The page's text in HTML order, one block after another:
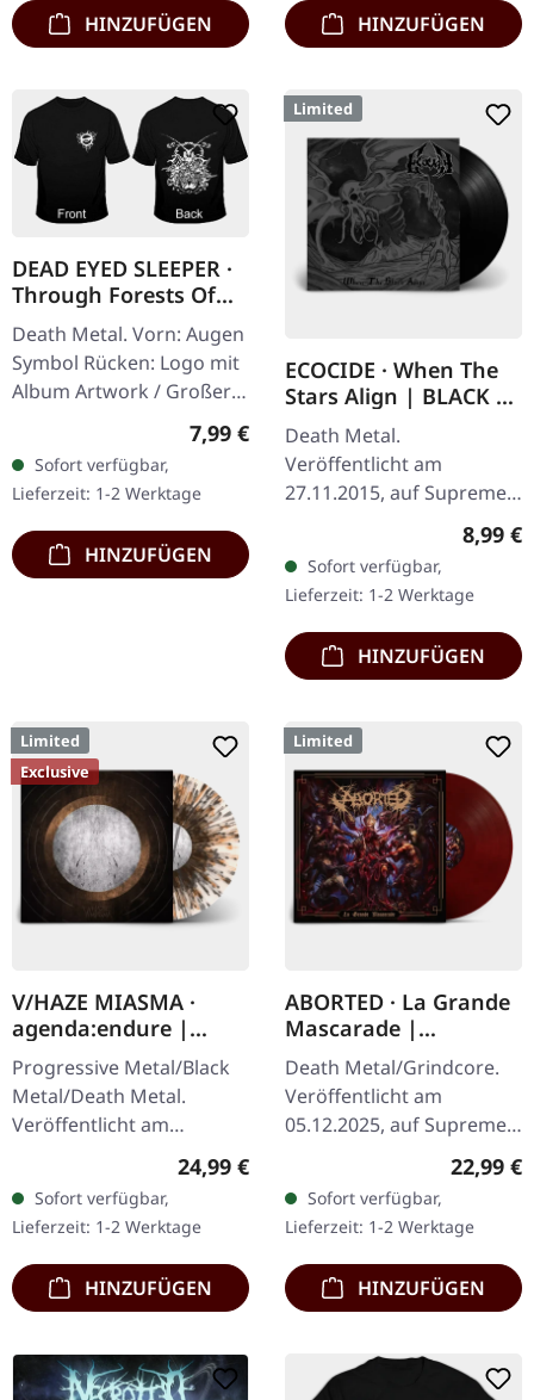
HINZUFÜGEN HINZUFÜGEN
DEAD EYED SLEEPER ·
Through Forests Of
Nonentities Bug TS |
T-SHIRT L
Death Metal. Vorn: Augen
Symbol Rücken: Logo mit
Album Artwork / Großer
stilisierter Käfer 100%
Baumwolle, Fruit Of The
Loom Heavy Cotton
Regulärer Preis:
7,99 €
Sofort verfügbar,
Lieferzeit: 1-2 Werktage
HINZUFÜGEN
Limited
ECOCIDE · When The
Stars Align | BLACK 7"
EP
Death Metal.
Veröffentlicht am
27.11.2015, auf Supreme
Chaos Records. Schweres
schwarzes 7" Vinyl im
dicken Cover. Limitiert auf
200 handnummerierte…
8,99 €
Sofort verfügbar,
Lieferzeit: 1-2 Werktage
HINZUFÜGEN
Limited
Exclusive
V/HAZE MIASMA ·
agenda:endure |
SPLATTER LP
Progressive Metal/Black
Metal/Death Metal.
Veröffentlicht am
08.12.2023, auf Supreme
Chaos Records. SCR
Exklusives Ultra
Clear/Silber/Gold/Schwar
z…
Regulärer Preis:
24,99 €
Sofort verfügbar,
Lieferzeit: 1-2 Werktage
HINZUFÜGEN
Limited
ABORTED · La Grande
Mascarade |
TRANSPARENT
RED/BLACK LP
Death Metal/Grindcore.
Veröffentlicht am
05.12.2025, auf Supreme
Chaos Records. Zum
ersten Mal auf Vinyl mit
speziellem Mastering
extra für Vinyl.…
22,99 €
Sofort verfügbar,
Lieferzeit: 1-2 Werktage
HINZUFÜGEN